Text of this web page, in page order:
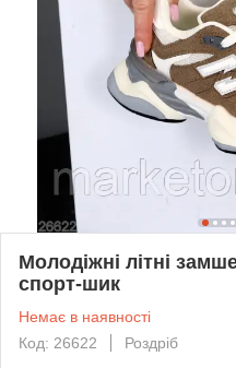
Молодіжні літні
спорт-шик
Немає в наявності
Код: 26622
Роздріб